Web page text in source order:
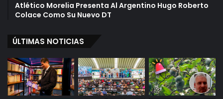
Atlético Morelia Presenta Al Argentino Hugo Roberto
Colace Como Su Nuevo DT
ÚLTIMAS NOTICIAS